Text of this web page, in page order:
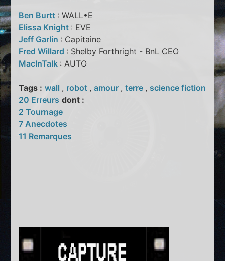
Ben Burtt : WALL•E
Elissa Knight : EVE
Jeff Garlin : Capitaine
Fred Willard : Shelby Forthright - BnL CEO
MacInTalk : AUTO
Tags : wall , robot ,amour ,terre , science fiction
20 Erreurs dont :
2 Tournage
7 Anecdotes
11 Remarques